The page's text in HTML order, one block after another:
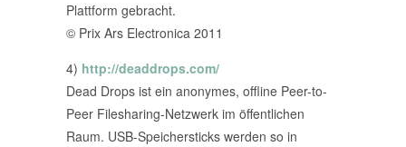
Plattform gebracht.
© Prix Ars Electronica 2011
4) http://deaddrops.com/
Dead Drops ist ein anonymes, offline Peer-to-
Peer Filesharing-Netzwerk im öffentlichen
Raum. USB-Speichersticks werden so in